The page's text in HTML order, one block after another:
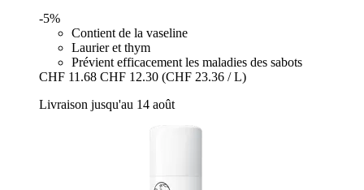
-5%
Contient de la vaseline
Laurier et thym
Prévient efficacement les maladies des sabots
CHF 11.68 CHF 12.30 (CHF 23.36 / L)
Livraison jusqu'au 14 août